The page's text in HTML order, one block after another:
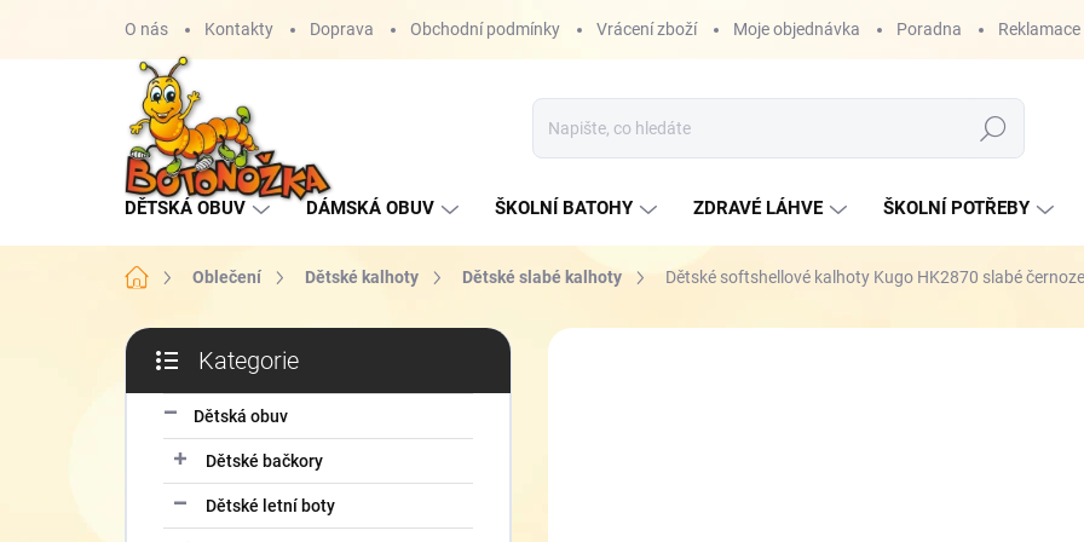
O nás Kontakty Doprava Obchodní podmínky Vrácení zboží Moje objednávka Poradna Reklamace
Hledat
DĚTSKÁ OBUV DÁMSKÁ OBUV ŠKOLNÍ BATOHY ZDRAVÉ LÁHVE ŠKOLNÍ POTŘEBY
Domů Oblečení Dětské kalhoty Dětské slabé kalhoty Dětské softshellové kalhoty Kugo HK2870 slabé
P
s
kategorie
Kategorie
Dětská obuv
Dětské bačkory
Dětské letní boty
ZNAČKA: